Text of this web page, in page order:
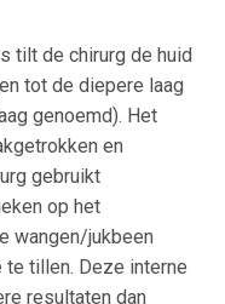
tilt de chirurg de huid
tot de diepere laag
genoemd). Het
en
gebruikt
op het
wangen/jukbeen
te tillen. Deze interne
resultaten dan